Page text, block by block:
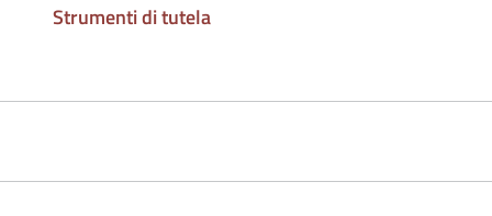
Strumenti di tutela